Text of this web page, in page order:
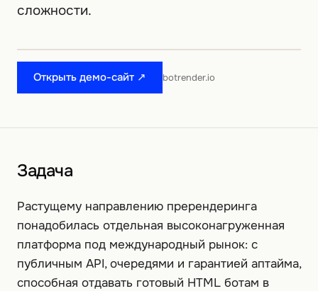
сложности.
Открыть демо-сайт ↗ botrender.io
Задача
Растущему направлению пререндеринга
понадобилась отдельная высоконагруженная
платформа под международный рынок: с
публичным API, очередями и гарантией аптайма,
способная отдавать готовый HTML ботам в